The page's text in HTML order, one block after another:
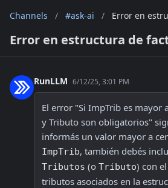
Channels / #ask-ai / Error en
Error en estructura de
RunLLM 6/12/25, 3:01 PM
El error "Si ImpTrib es mayor
y Tributo son obligatorios"
ImpTrib
Tributos (o Tributo) con
tributos asociados en la